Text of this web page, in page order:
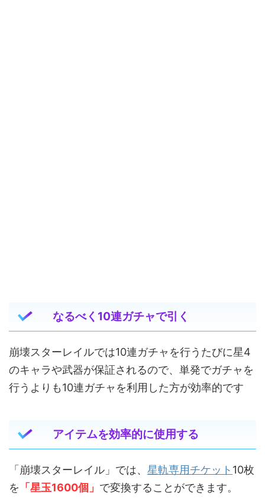
なるべく10連ガチャで引く
崩壊スターレイルでは10連ガチャを行うたびに星4
のキャラや武器が保証されるので、単発でガチャを
行うよりも10連ガチャを利用した方が効率的です
アイテムを効率的に使用する
「崩壊スターレイル」では、 星軌専用チケット 10枚
を 「星玉1600個」 で変換することができます。